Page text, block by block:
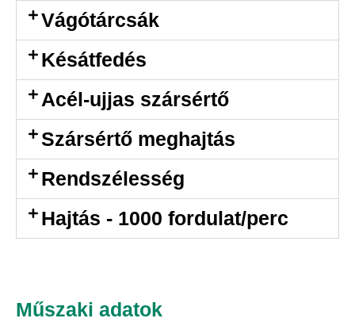
Vágótárcsák
Késátfedés
Acél-ujjas szársértő
Szársértő meghajtás
Rendszélesség
Hajtás - 1000 fordulat/perc
Műszaki adatok